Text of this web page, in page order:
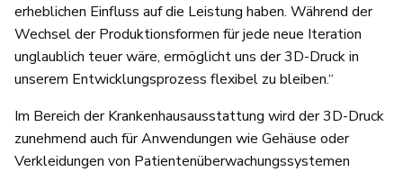
erheblichen Einfluss auf die Leistung haben. Während der
Wechsel der Produktionsformen für jede neue Iteration
unglaublich teuer wäre, ermöglicht uns der 3D-Druck in
unserem Entwicklungsprozess flexibel zu bleiben.“
Im Bereich der Krankenhausausstattung wird der 3D-Druck
zunehmend auch für Anwendungen wie Gehäuse oder
Verkleidungen von Patientenüberwachungssystemen